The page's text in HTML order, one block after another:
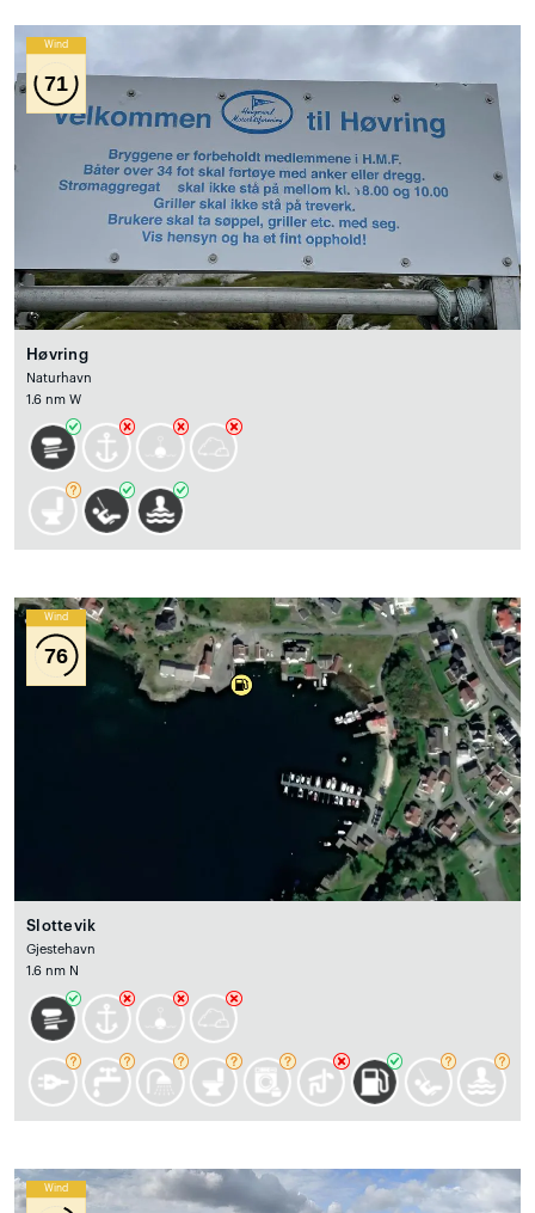
Wind
71
Høvring
Naturhavn
1.6 nm W
Wind
76
Slottevik
Gjestehavn
1.6 nm N
Wind